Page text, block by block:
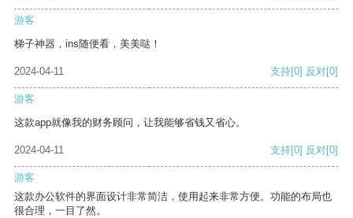
游客
梯子神器，ins随便看，美美哒！
2024-04-11 支持[0] 反对[0]
游客
这款app就像我的财务顾问，让我能够省钱又省心。
2024-04-11 支持[0] 反对[0]
游客
这款办公软件的界面设计非常简洁，使用起来非常方便。功能的布局也
很合理，一目了然。